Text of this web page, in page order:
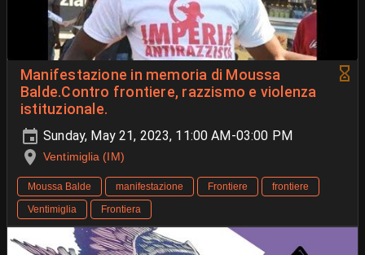
Manifestazione in memoria di Moussa
Balde.Contro frontiere, razzismo e violenza
istituzionale.
Sunday, May 21, 2023, 11:00 AM-03:00 PM
Ventimiglia (IM)
Moussa Balde manifestazione Frontiere
frontiere
Ventimiglia
Frontiera